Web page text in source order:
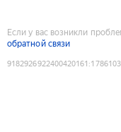
Если у вас возникли
обратной связи
9182926922400420161 :